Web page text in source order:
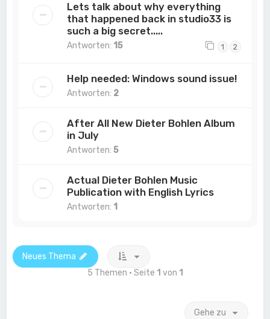
Lets talk about why everything
that happened back in studio33 is
such a big secret.....
Antworten: 15 1 2
Help needed: Windows sound issue!
Antworten: 2
After All New Dieter Bohlen Album
in July
Antworten:5
Actual Dieter Bohlen Music
Publication with English Lyrics
Antworten: 1
Neues Thema
5 Themen • Seite 1 von 1
Gehe zu